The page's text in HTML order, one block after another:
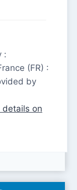
:
(FR) :
by
details on